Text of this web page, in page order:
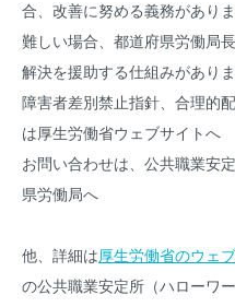
合、改善に努める義務があり
難しい場合、都道府県労働局
解決を援助する仕組みがありま
障害者差別禁止指針、合理的
は厚生労働省ウェブサイトへ
お問い合わせは、公共職業安
県労働局へ
他、詳細は厚生労働省のウェ
の公共職業安定所（ハローワ